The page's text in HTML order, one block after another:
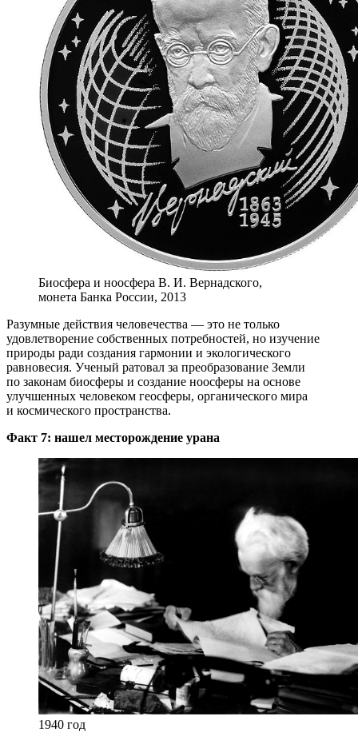
Биосфера и ноосфера В. И. Вернадского,
монета Банка России, 2013
Разумные действия человечества — это не только
удовлетворение собственных потребностей, но изучение
природы ради создания гармонии и экологического
равновесия. Ученый ратовал за преобразование Земли
по законам биосферы и создание ноосферы на основе
улучшенных человеком геосферы, органического мира
и космического пространства.
Факт 7: нашел месторождение урана
1940 год